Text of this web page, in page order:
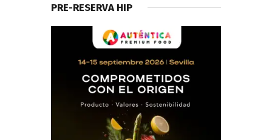
PRE-RESERVA HIP